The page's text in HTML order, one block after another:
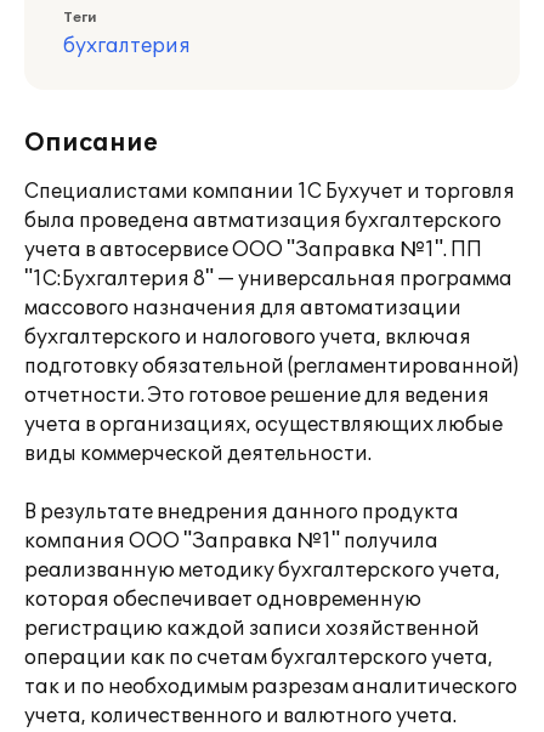
Теги
бухгалтерия
Описание
Специалистами компании 1С Бухучет и торговля
была проведена автматизация бухгалтерского
учета в автосервисе ООО "Заправка №1". ПП
"1С:Бухгалтерия 8" — универсальная программа
массового назначения для автоматизации
бухгалтерского и налогового учета, включая
подготовку обязательной (регламентированной)
отчетности. Это готовое решение для ведения
учета в организациях, осуществляющих любые
виды коммерческой деятельности.
В результате внедрения данного продукта
компания ООО "Заправка №1" получила
реализванную методику бухгалтерского учета,
которая обеспечивает одновременную
регистрацию каждой записи хозяйственной
операции как по счетам бухгалтерского учета,
так и по необходимым разрезам аналитического
учета, количественного и валютного учета.